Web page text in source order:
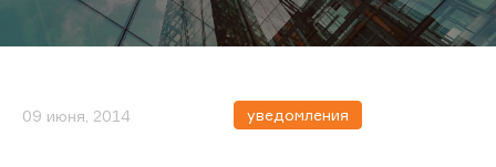
09 июня, 2014 уведомления